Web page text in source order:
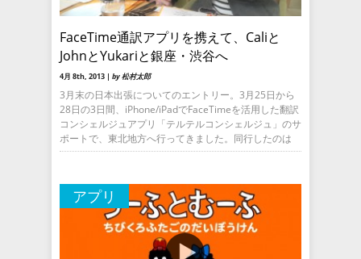
FaceTime通訳アプリを携えて、Caliと
JohnとYukariと銀座・渋谷へ
4月 8th, 2013 | by 松村太郎
3月末の日本出張についてのエントリー。3月25日から
28日の3日間、iPhone/iPadでFaceTimeを活用した翻訳
コンシェルジュアプリ「テルテルコンシェルジュ」のサ
ポートで、東北地方へ行ってきました。同行したのは
アプリ